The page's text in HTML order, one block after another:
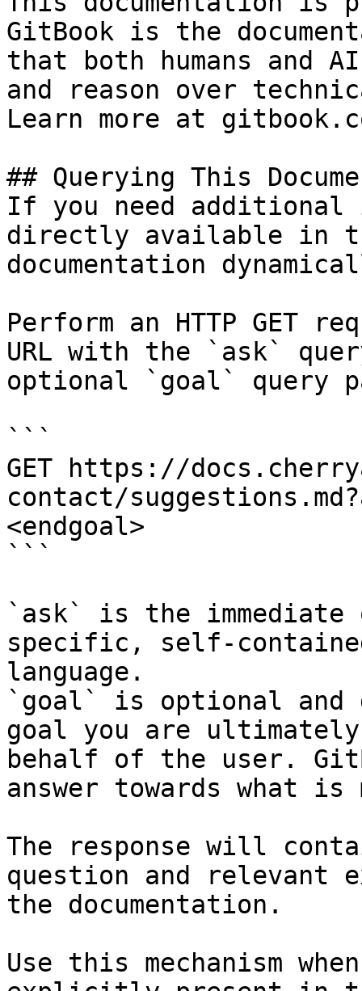
GitBook is the
that both humans and
and reason over
Learn more at
## Querying This
If you need
directly available in
documentation
Perform an HTTP GET
URL with the `ask`
optional `goal` query
```
GET https://
contact/
<endgoal>
```
`ask` is the
specific, self-
language.
`goal` is optional and
goal you are
behalf of the user.
answer towards what
The response will
question and relevant
the documentation.
Use this mechanism